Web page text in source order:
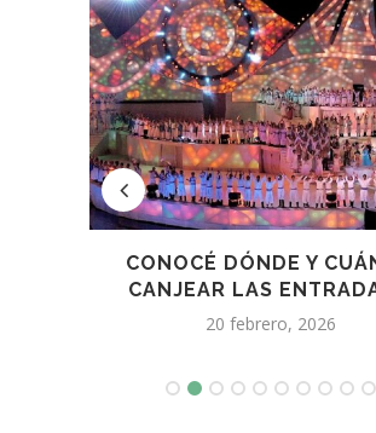
CONOCÉ DÓNDE Y
CANJEAR LAS
20 febrero, 2026